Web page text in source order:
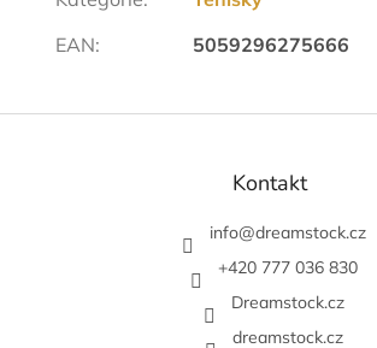
EAN: 5059296275666
Z
Kontakt
info@dreamstock.cz
+420 777 036 830
Dreamstock.cz
dreamstock.cz